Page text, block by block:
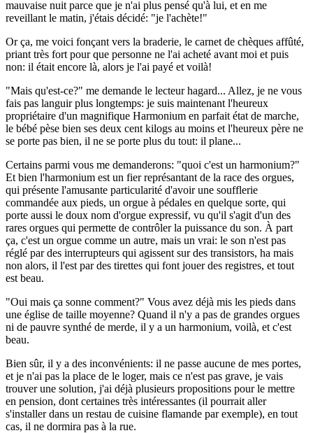
mauvaise nuit parce que je n'ai plus pensé qu'à lui, et en me
reveillant le matin, j'étais décidé: "je l'achète!"
Or ça, me voici fonçant vers la braderie, le carnet de chèques affûté,
priant très fort pour que personne ne l'ai acheté avant moi et puis
non: il était encore là, alors je l'ai payé et voilà!
"Mais qu'est-ce?" me demande le lecteur hagard... Allez, je ne vous
fais pas languir plus longtemps: je suis maintenant l'heureux
propriétaire d'un magnifique Harmonium en parfait état de marche,
le bébé pèse bien ses deux cent kilogs au moins et l'heureux père ne
se porte pas bien, il ne se porte plus du tout: il plane...
Certains parmi vous me demanderons: "quoi c'est un harmonium?"
Et bien l'harmonium est un fier représantant de la race des orgues,
qui présente l'amusante particularité d'avoir une soufflerie
commandée aux pieds, un orgue à pédales en quelque sorte, qui
porte aussi le doux nom d'orgue expressif, vu qu'il s'agit d'un des
rares orgues qui permette de contrôler la puissance du son. À part
ça, c'est un orgue comme un autre, mais un vrai: le son n'est pas
réglé par des interrupteurs qui agissent sur des transistors, ha mais
non alors, il l'est par des tirettes qui font jouer des registres, et tout
est beau.
"Oui mais ça sonne comment?" Vous avez déjà mis les pieds dans
une église de taille moyenne? Quand il n'y a pas de grandes orgues
ni de pauvre synthé de merde, il y a un harmonium, voilà, et c'est
beau.
Bien sûr, il y a des inconvénients: il ne passe aucune de mes portes,
et je n'ai pas la place de le loger, mais ce n'est pas grave, je vais
trouver une solution, j'ai déjà plusieurs propositions pour le mettre
en pension, dont certaines très intéressantes (il pourrait aller
s'installer dans un restau de cuisine flamande par exemple), en tout
cas, il ne dormira pas à la rue.